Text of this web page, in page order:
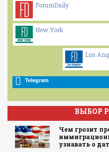
ForumDaily
New York
Los
Telegram
ВЫБОР
Чем грозит
узнавать о